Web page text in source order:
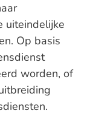
uiteindelijke
Op basis
worden, of